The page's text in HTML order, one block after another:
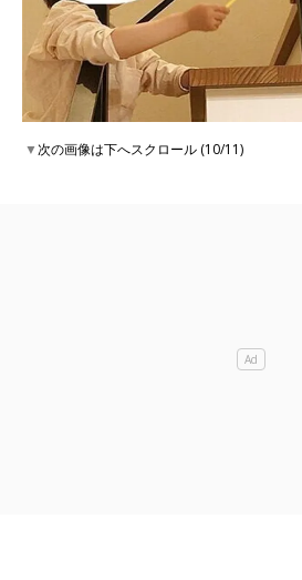
▼次の画像は下へスクロール (10/11)